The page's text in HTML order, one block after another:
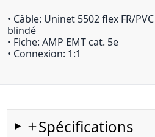
• Câble: Uninet 5502 flex FR/
blindé
• Fiche: AMP EMT cat. 5e
• Connexion: 1:1
Spécifications